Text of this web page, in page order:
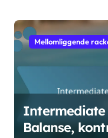
Mellomliggende
Intermediate
Balanse,